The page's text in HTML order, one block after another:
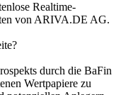
Realtime-
von ARIVA.DE AG.
durch die BaFin
Wertpapiere zu